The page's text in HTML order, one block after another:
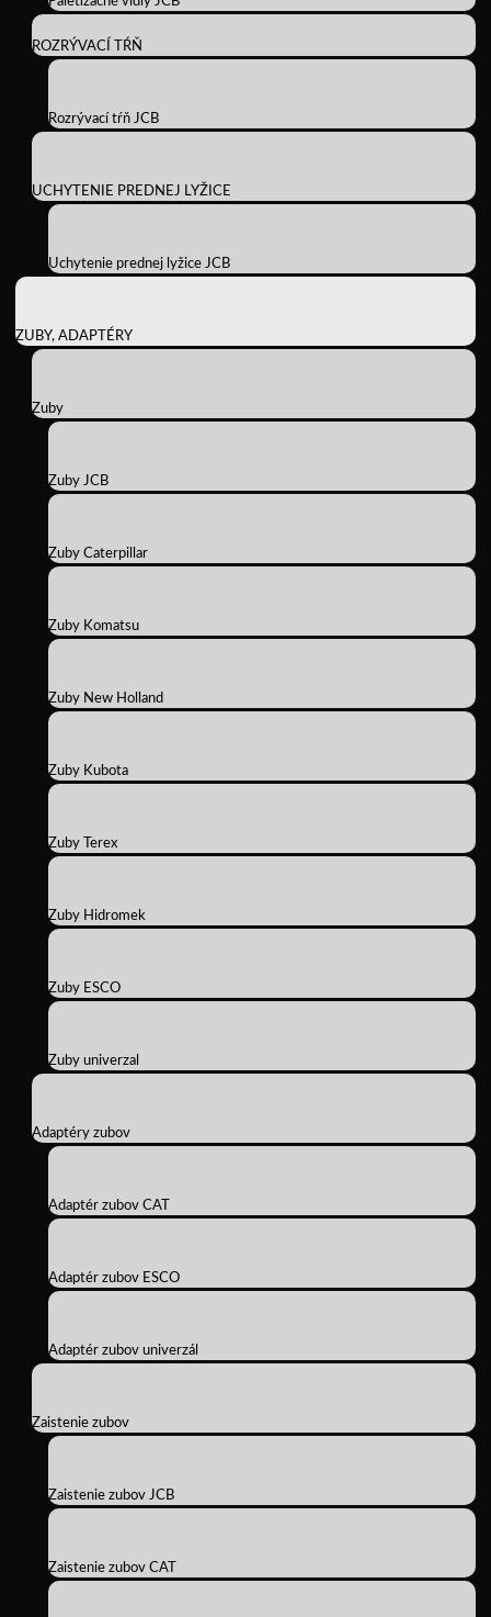
ROZRÝVACÍ TŔŇ
Rozrývací tŕň JCB
UCHYTENIE PREDNEJ LYŽICE
Uchytenie prednej lyžice JCB
ZUBY, ADAPTÉRY
Zuby
Zuby JCB
Zuby Caterpillar
Zuby Komatsu
Zuby New Holland
Zuby Kubota
Zuby Terex
Zuby Hidromek
Zuby ESCO
Zuby univerzal
Adaptéry zubov
Adaptér zubov CAT
Adaptér zubov ESCO
Adaptér zubov univerzál
Zaistenie zubov
Zaistenie zubov JCB
Zaistenie zubov CAT